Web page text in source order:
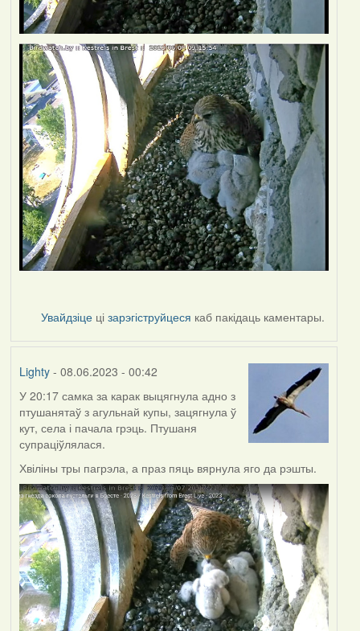
Увайдзіце цізарэгіструйцеся каб пакідаць каментары.
Lighty- 08.06.2023 - 00:42
У 20:17 самка за карак выцягнула адно з
птушанятаў з агульнай купы, зацягнула ў
кут, села і пачала грэць. Птушаня
супраціўлялася.
Хвіліны тры пагрэла, а праз пяць вярнула яго да рэшты.